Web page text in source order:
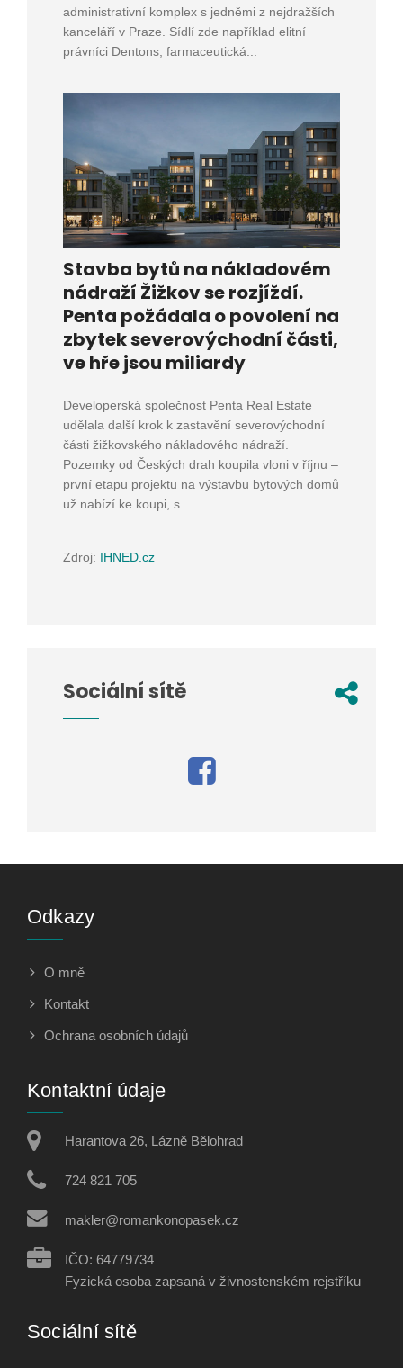
administrativní komplex s jedněmi z nejdražších
kanceláří v Praze. Sídlí zde například elitní
právníci Dentons, farmaceutická...
Stavba bytů na nákladovém
nádraží Žižkov se rozjíždí.
Penta požádala o povolení na
zbytek severovýchodní části,
ve hře jsou miliardy
Developerská společnost Penta Real Estate
udělala další krok k zastavění severovýchodní
části žižkovského nákladového nádraží.
Pozemky od Českých drah koupila vloni v říjnu –
první etapu projektu na výstavbu bytových domů
už nabízí ke koupi, s...
Zdroj: IHNED.cz
Sociální sítě
Odkazy
O mně
Kontakt
Ochrana osobních údajů
Kontaktní údaje
Harantova 26, Lázně Bělohrad
724 821 705
makler@romankonopasek.cz
IČO: 64779734
Fyzická osoba zapsaná v živnostenském rejstříku
Sociální sítě